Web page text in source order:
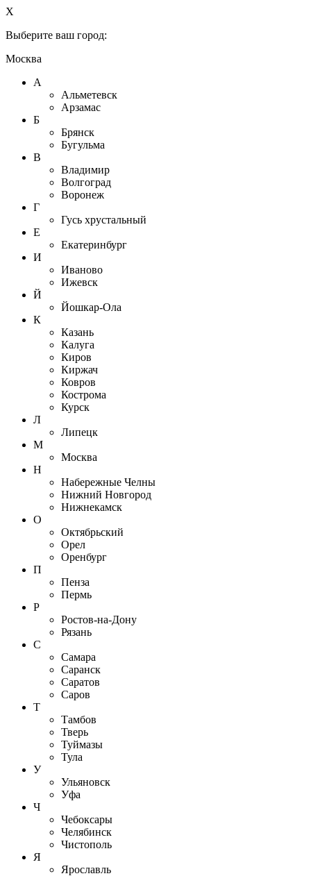
X
Выберите ваш город:
Москва
А
Альметевск
Арзамас
Б
Брянск
Бугульма
В
Владимир
Волгоград
Воронеж
Г
Гусь хрустальный
Е
Екатеринбург
И
Иваново
Ижевск
Й
Йошкар-Ола
К
Казань
Калуга
Киров
Киржач
Ковров
Кострома
Курск
Л
Липецк
М
Москва
Н
Набережные Челны
Нижний Новгород
Нижнекамск
О
Октябрьский
Орел
Оренбург
П
Пенза
Пермь
Р
Ростов-на-Дону
Рязань
С
Самара
Саранск
Саратов
Саров
Т
Тамбов
Тверь
Туймазы
Тула
У
Ульяновск
Уфа
Ч
Чебоксары
Челябинск
Чистополь
Я
Ярославль